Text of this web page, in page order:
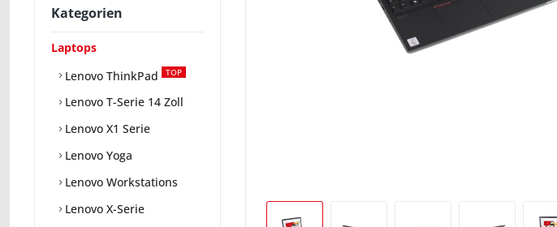
Kategorien
Laptops
Lenovo ThinkPad
TOP
Lenovo T-Serie 14 Zoll
Lenovo X1 Serie
Lenovo Yoga
Lenovo Workstations
Lenovo X-Serie